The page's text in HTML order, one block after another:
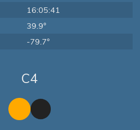
16:05:41
39.9°
-79.7°
C4